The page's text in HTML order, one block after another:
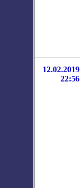
12.02.2019
22:56